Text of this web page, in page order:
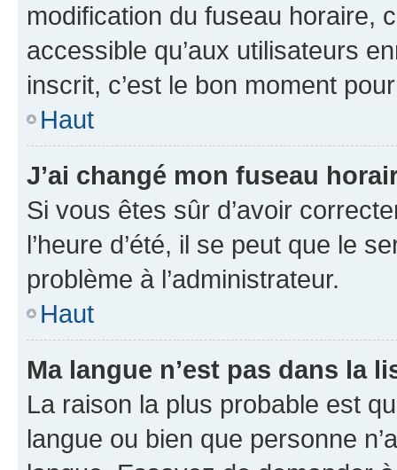
modification du fuseau horaire,
accessible qu’aux utilisateurs
inscrit, c’est le bon moment
Haut
J’ai changé mon fuseau
Si vous êtes sûr d’avoir
l’heure d’été, il se peut que le
problème à l’administrateur.
Haut
Ma langue n’est pas dans la
La raison la plus probable est
langue ou bien que personne